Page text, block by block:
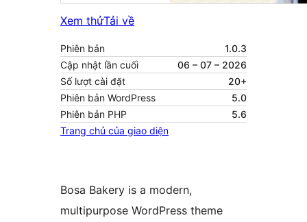
Xem thửTải về
Phiên bản
1.0.3
Cập nhật lần cuối
06 – 07 – 2026
Số lượt cài đặt
20+
Phiên bản WordPress
5.0
Phiên bản PHP
5.6
Trang chủ của giao diện
Bosa Bakery is a modern,
multipurpose WordPress theme